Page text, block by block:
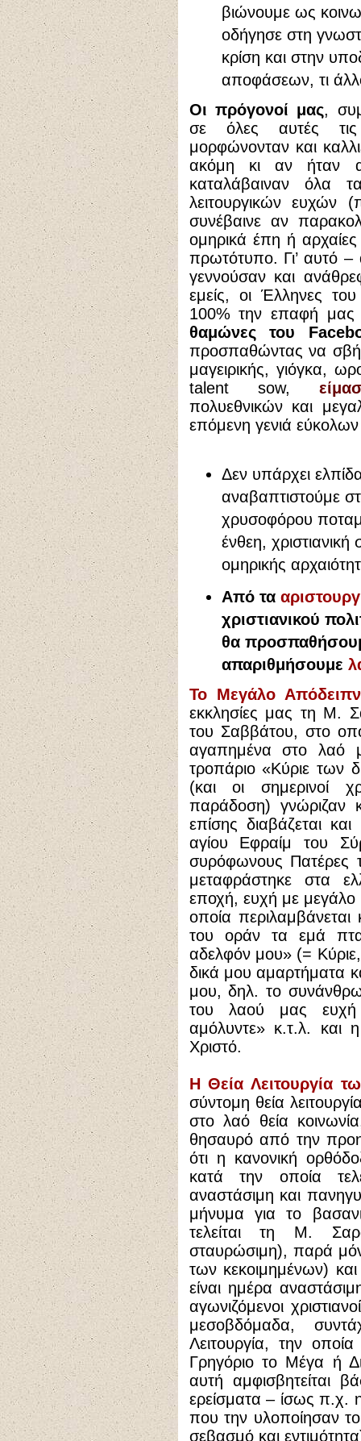
βιώνουμε ως
οδήγησε στη
κρίση και στην
αποφάσεων, τι
Οι πρόγονοί μας,
σε όλες αυτές τις
μορφώνονταν και
ακόμη κι αν ήταν
καταλάβαιναν όλα
λειτουργικών
συνέβαινε αν
ομηρικά έπη ή
πρωτότυπο. Γι’ αυτό –
γεννούσαν και
εμείς, οι Έλληνες
100% την επαφή μας
θαμώνες του
προσπαθώντας να
μαγειρικής, γιόγκα,
talent sow,
πολυεθνικών και
επόμενη γενιά
Δεν υπάρχει
αναβαπτιστούμε
χρυσοφόρου
ένθεη, χριστιανική
ομηρικής
Από τα
χριστιανικού
θα
απαριθμήσουμε
Το Μεγάλο
εκκλησίες μας τη Μ.
του Σαββάτου, στο
αγαπημένα στο λαό
τροπάριο «Κύριε των
(και οι σημερινοί
παράδοση) γνώριζαν
επίσης διαβάζεται
αγίου Εφραίμ του
συρόφωνους Πατέρες
μεταφράστηκε στα
εποχή, ευχή με μεγάλο
οποία
του οράν τα εμά
αδελφόν μου» (=
δικά μου αμαρτήματα
μου, δηλ. το
του λαού μας ευχή
αμόλυντε» κ.τ.λ. και
Χριστό.
Η Θεία Λειτουργία
σύντομη θεία
στο λαό θεία
θησαυρό από την
ότι η κανονική
κατά την οποία
αναστάσιμη και
μήνυμα για το
τελείται τη Μ.
σταυρώσιμη), παρά
των κεκοιμημένων)
είναι ημέρα
αγωνιζόμενοι
μεσοβδόμαδα,
Λειτουργία, την
Γρηγόριο το Μέγα ή
αυτή αμφισβητείται
ερείσματα – ίσως π.χ. η
που την υλοποίησαν
σεβασμό και